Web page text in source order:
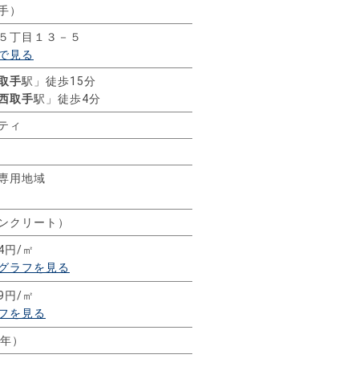
）
丁目１３－５
見る
手駅」徒歩15分
取手駅」徒歩4分
ィ
用地域
クリート）
円/㎡
ラフを見る
円/㎡
を見る
）